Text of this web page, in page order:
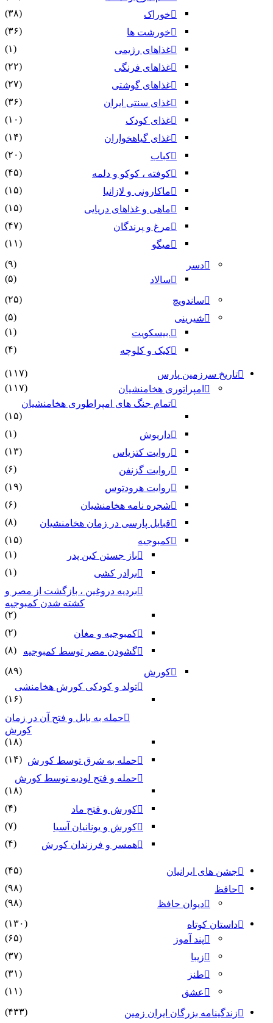
خوراک
(۳۸)
خورشت ها
(۳۶)
غذاهای رژیمی
(۱)
غذاهای فرنگی
(۲۲)
غذاهای گوشتی
(۲۷)
غذای سنتی ایران
(۳۶)
غذای کودک
(۱۰)
غذای گیاهخواران
(۱۴)
کباب
(۲۰)
کوفته ، کوکو و دلمه
(۴۵)
ماکارونی و لازانیا
(۱۵)
ماهی و غذاهای دریایی
(۱۵)
مرغ و پرندگان
(۴۷)
میگو
(۱۱)
دسر
(۹)
سالاد
(۵)
ساندویچ
(۲۵)
شیرینی
(۵)
.بیسکویت
(۱)
کیک و کلوچه
(۴)
تاریخ سرزمین پارس
(۱۱۷)
امپراتوری هخامنشیان
(۱۱۷)
تمام جنگ های امپراطوری هخامنشیان
(۱۵)
داریوش
(۱)
روایت کتزیاس
(۱۳)
روایت گزنفن
(۶)
روایت هرودتوس
(۱۹)
شجره نامه هخامنشیان
(۶)
قبایل پارسی در زمان هخامنشیان
(۸)
کمبوجیه
(۱۵)
باز جستن کین پدر
(۱)
برادر کشی
(۱)
بردیه دروغین ، بازگشت از مصر و
کشته شدن کمبوجیه
(۲)
کمبوجیه و مغان
(۲)
گشودن مصر توسط کمبوجیه
(۸)
کورش
(۸۹)
تولد و کودکی کورش هخامنشی
(۱۶)
حمله به بابل و فتح آن در زمان
کورش
(۱۸)
حمله به شرق توسط کورش (۱۴)
حمله و فتح لودیه توسط کورش
(۱۸)
کورش و فتح ماد
(۴)
کورش و یونانیان آسیا
(۷)
همسر و فرزندان کورش
(۴)
جشن های ایرانیان
(۴۵)
حافظ
(۹۸)
دیوان حافظ
(۹۸)
داستان کوتاه
(۱۳۰)
پند آموز
(۶۵)
زیبا
(۳۷)
طنز
(۳۱)
عشق
(۱۱)
زندگینامه بزرگان ایران زمین
(۴۳۳)